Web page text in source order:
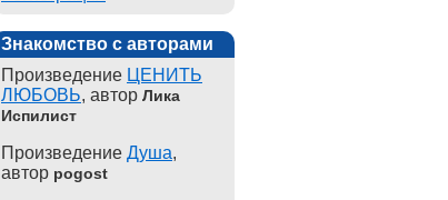
Знакомство с авторами
Произведение ЦЕНИТЬ
ЛЮБОВЬ, автор Лика
Испилист
Произведение Душа,
автор pogost